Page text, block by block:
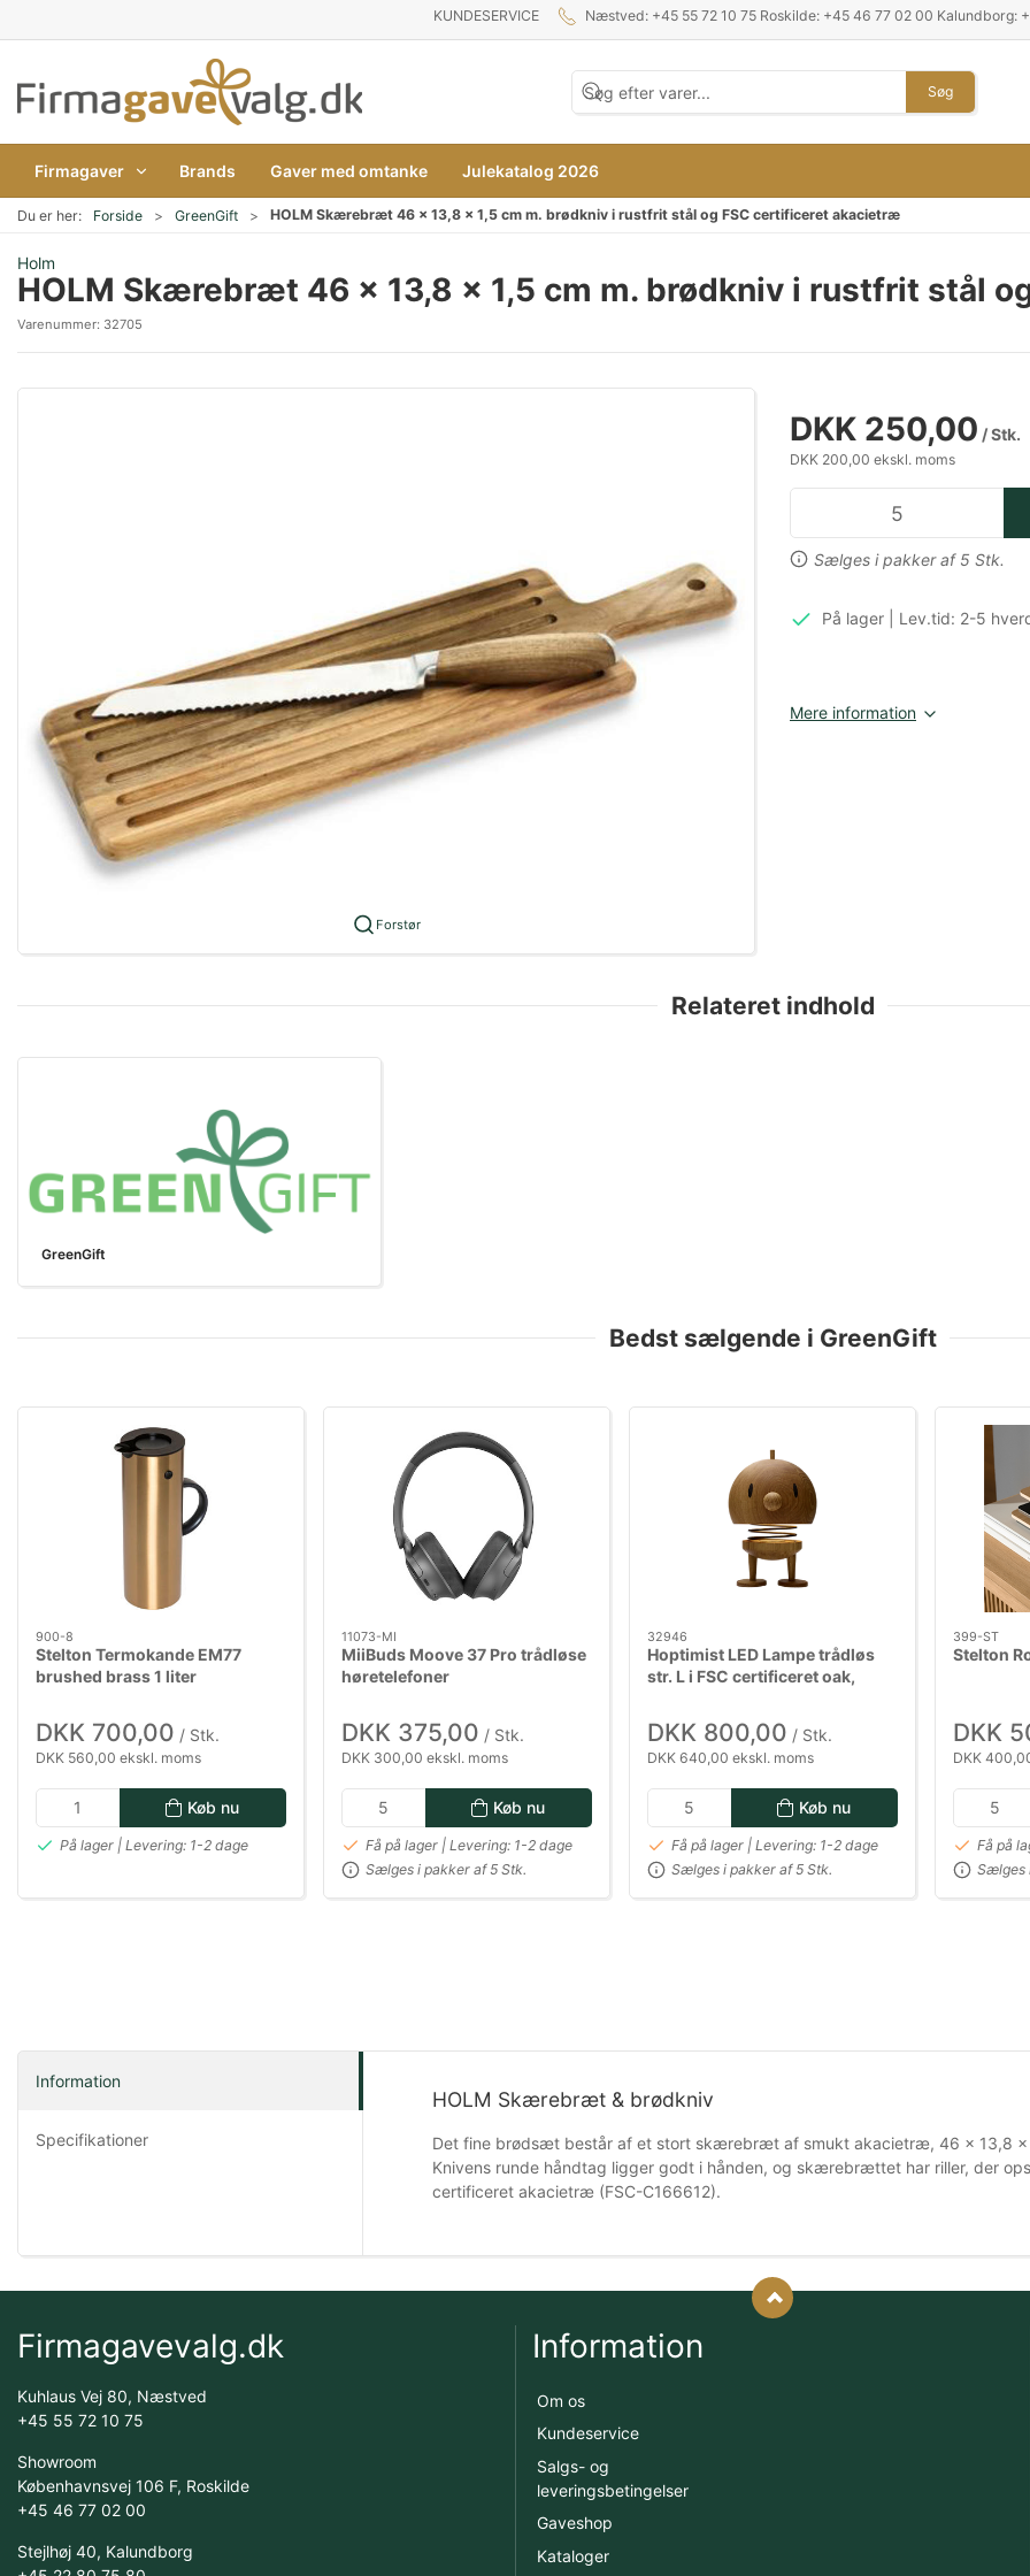
KUNDESERVICE Næstved: +45 55 72 10 75 Roskilde: +45 46 77 02 00 Kalundborg:
Søg
Firmagaver Brands Gaver med omtanke Julekatalog 2026
Du er her: Forside GreenGift HOLM Skærebræt 46 x 13,8 x 1,5 cm m. brødkniv i rustfrit stål og FSC certificeret akacietræ
Holm
HOLM Skærebræt 46 x 13,8 x 1,5 cm m. brødkniv i rustfrit stål
Varenummer: 32705
Forstør
DKK 250,00 / Stk.
DKK 200,00 ekskl. moms
Sælges i pakker af 5 Stk.
På lager | Lev.tid: 2-5
Mere information
Relateret indhold
GreenGift
Bedst sælgende i GreenGift
900-8
Stelton Termokande EM77
brushed brass 1 liter
DKK 700,00 / Stk.
DKK 560,00 ekskl. moms
Køb nu
På lager | Levering: 1-2 dage
11073-MI
MiiBuds Moove 37 Pro trådløse
høretelefoner
DKK 375,00 / Stk.
DKK 300,00 ekskl. moms
Køb nu
Få på lager | Levering: 1-2 dage
Sælges i pakker af 5 Stk.
32946
Hoptimist LED Lampe trådløs
str. L i FSC certificeret oak,
DKK 800,00 / Stk.
DKK 640,00 ekskl. moms
Køb nu
Få på lager | Levering: 1-2 dage
Sælges i pakker af 5 Stk.
399-ST
Stelton
DKK
DKK
Få på
Sælges
Information
Specifikationer
HOLM Skærebræt & brødkniv
Det fine brødsæt består af et stort skærebræt af smukt akacietræ, 46 x 13,8
Knivens runde håndtag ligger godt i hånden, og skærebrættet har riller, der
certificeret akacietræ (FSC-C166612).
Firmagavevalg.dk
Kuhlaus Vej 80, Næstved
+45 55 72 10 75
Showroom
Københavnsvej 106 F, Roskilde
+45 46 77 02 00
Stejlhøj 40, Kalundborg
Information
Om os
Kundeservice
Salgs- og
leveringsbetingelser
Gaveshop
Kataloger